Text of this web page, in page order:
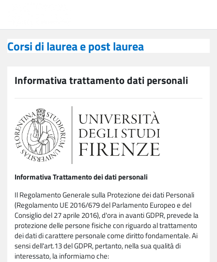
Corsi di laurea e post laurea
Informativa trattamento dati personali
Informativa Trattamento dei dati personali
Il Regolamento Generale sulla Protezione dei dati Personali
(Regolamento UE 2016/679 del Parlamento Europeo e del
Consiglio del 27 aprile 2016), d'ora in avanti GDPR, prevede la
protezione delle persone fisiche con riguardo al trattamento
dei dati di carattere personale come diritto fondamentale. Ai
sensi dell'art.13 del GDPR, pertanto, nella sua qualità di
interessato, la informiamo che: